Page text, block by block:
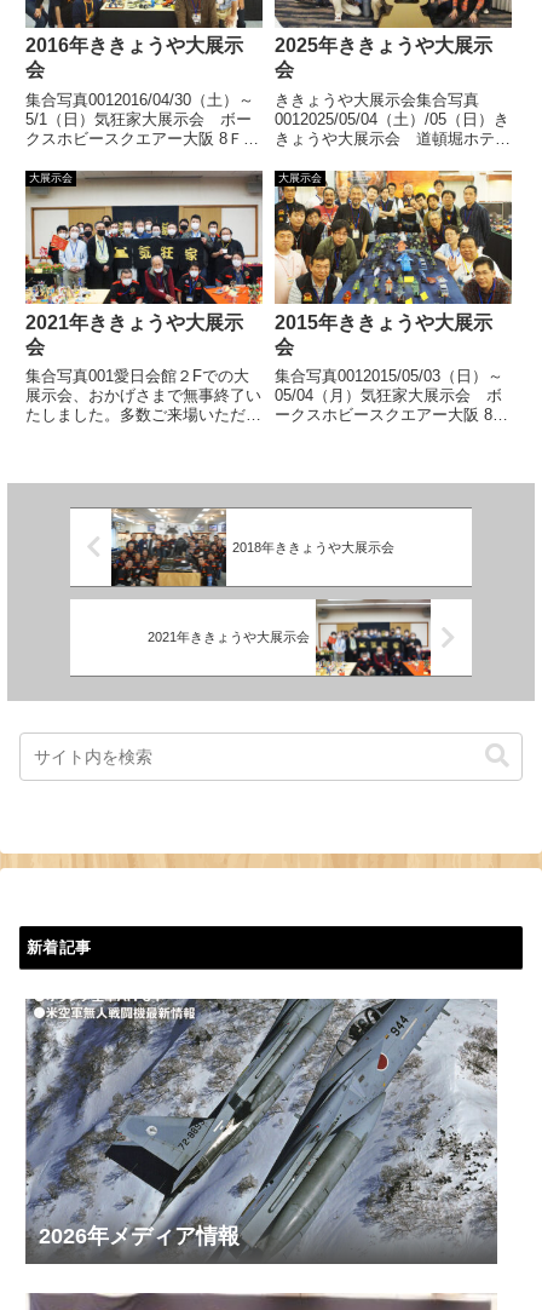
2016年ききょうや大展示
会
集合写真0012016/04/30（土）～
5/1（日）気狂家大展示会 ボー
クスホビースクエアー大阪 8Ｆホ
クエアー大阪での大展示会、おか
げさまで無事終了いたしました。
多数ご来場いただきましてありが
とうございまし... 【続きを読
む】
2025年ききょうや大展示
会
ききょうや大展示会集合写真
0012025/05/04（土）/05（日）き
きょうや大展示会 道頓堀ホテル
を開催いたしました。おかげさま
で無事終了いたしました。多数ご
来場いただき、またアンケートに
ご協力いただきまし... 【続き
を読む】
大展示会
2021年ききょうや大展示
会
集合写真001愛日会館２Fでの大
展示会、おかげさまで無事終了い
たしました。多数ご来場いただき
大展示会
2015年ききょうや大展示
会
集合写真0012015/05/03（日）～
05/04（月）気狂家大展示会 ボ
ークスホビースクエアー大阪 8Ｆ
りがとうござい... 【続きを読
2018年ききょうや大展示会
2021年ききょうや大展示会
新着記事
2026年メディア情報